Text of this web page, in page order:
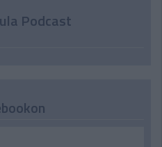
Podcast